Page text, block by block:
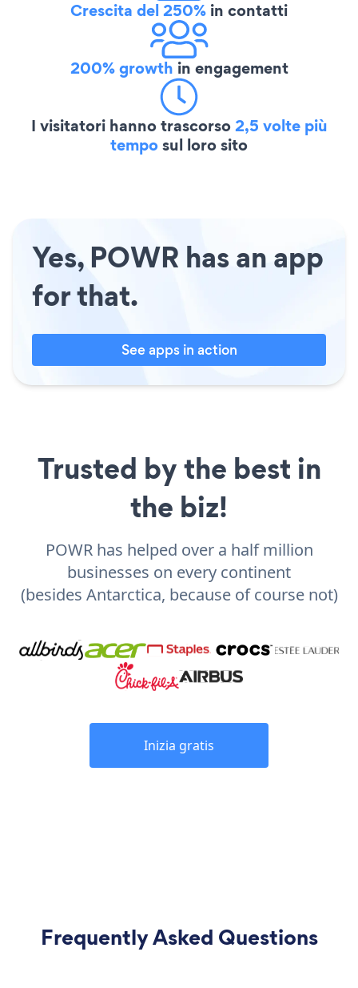
Crescita del 250% in contatti
200% growth in engagement
I visitatori hanno trascorso2,5 volte più
temposul loro sito
Yes, POWR has an app
for that.
See apps in action
Trusted by the best in
the biz!
POWR has helped over a half million
businesses on every continent
(besides Antarctica, because of course not)
Inizia gratis
Frequently Asked Questions